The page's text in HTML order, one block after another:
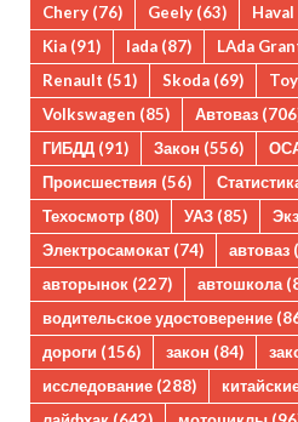
Chery (76) Geely (63) Haval
Kia (91) lada (87) LAda
Renault (51) Skoda (69)
Volkswagen (85) Автоваз
ГИБДД (91) Закон (556)
Происшествия (56)
Техосмотр (80) УАЗ (85)
Электросамокат (74) автоваз
авторынок (227) автошкола
водительское удостоверение
дороги (156) закон (84)
исследование (288)